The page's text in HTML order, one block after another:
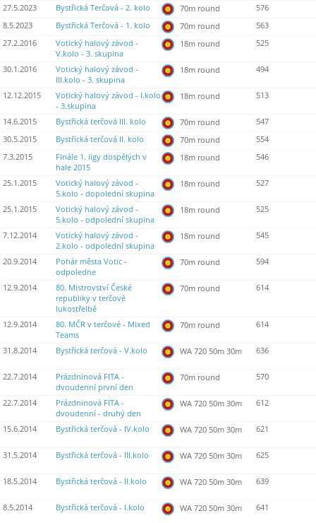
27.5.2023
Bystřická Terčová - 2. kolo 70m round
576
8.5.2023
Bystřická Terčová - 1. kolo 70m round
563
27.2.2016
Votický halový závod -
V.kolo - 3. skupina
18m round 525
30.1.2016
Votický halový závod -
III.kolo - 3. skupina
18m round 494
12.12.2015
Votický halový závod - I.kolo
- 3.skupina
18m round 513
14.6.2015 Bystřická terčová III. kolo 70m round
547
30.5.2015
Bystřická terčová II. kolo 70m round
554
7.3.2015
Finále 1. ligy dospělých v
hale 2015
18m round 546
25.1.2015
Votický halový závod -
5.kolo - dopolední skupina
18m round 527
25.1.2015
Votický halový závod -
5.kolo - odpolední skupina
18m round 525
7.12.2014
Votický halový závod -
2.kolo - odpolední skupina
18m round 545
20.9.2014
Pohár města Votic -
odpoledne
70m round 594
12.9.2014
80. Mistrovství České
republiky v terčové
lukostřelbě
70m round 614
12.9.2014
80. MČR v terčové - Mixed
Teams
70m round 614
31.8.2014 Bystřická terčová - V.kolo WA 720 50m 30m 636
22.7.2014
Prázdninová FITA -
dvoudenní první den
70m round 570
22.7.2014
Prázdninová FITA -
dvoudenní - druhý den
WA 720 50m 30m 612
15.6.2014 Bystřická terčová - IV.kolo WA 720 50m 30m 621
31.5.2014 Bystřická terčová - III.kolo WA 720 50m 30m 625
18.5.2014 Bystřická terčová - II.kolo WA 720 50m 30m 639
8.5.2014 Bystřická terčová - I.kolo WA 720 50m 30m 641